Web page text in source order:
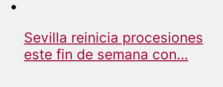
Sevilla reinicia procesiones
este fin de semana con…